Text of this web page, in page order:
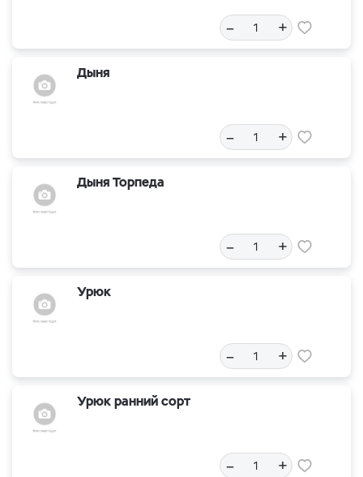
– +
Дыня
– +
Дыня Торпеда
– +
Урюк
– +
Урюк ранний сорт
– +